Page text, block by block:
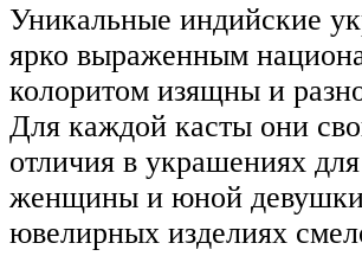
Уникальные индийские
ярко выраженным
колоритом изящны и
Для каждой касты они
отличия в украшениях
женщины и юной
ювелирных изделиях